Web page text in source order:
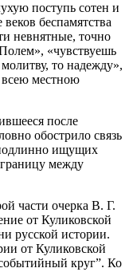
поступь сотен и
беспамятства
невнятные, точно
«чувствуешь
то надежду»,
местною
после
обострило связь
ищущих
между
части очерка В. Г.
от Куликовской
русской истории.
от Куликовской
круг”. Ко